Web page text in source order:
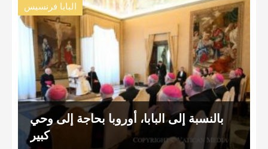
البابا فرنسيس
بالنسبة إلى البابا، أوروبا بحاجة إلى وحي
كبير